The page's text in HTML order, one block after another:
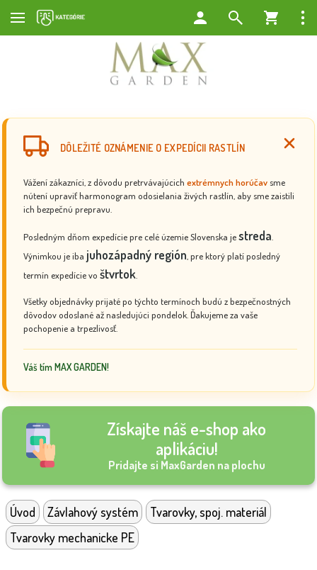
DÔLEŽITÉ OZNÁMENIE O EXPEDÍCII RASTLÍN
Vážení zákazníci, z dôvodu pretrvávajúcich extrémnych horúčav sme
nútení upraviť harmonogram odosielania živých rastlín, aby sme zaistili
ich bezpečnú prepravu.
Posledným dňom expedície pre celé územie Slovenska jestreda
Výnimkou je iba juhozápadný región , pre ktorý platí posledný
termín expedície vo štvrtok
Všetky objednávky prijaté po týchto termínoch budú z bezpečnostných
dôvodov odoslané až nasledujúci pondelok. Ďakujeme za vaše
pochopenie a trpezlivosť.
Váš tím MAX GARDEN!
Získajte náš e-shop ako
aplikáciu!
Pridajte si MaxGarden na plochu
Úvod Závlahový systém
Tvarovky, spoj. materiál
Tvarovky mechanicke PE